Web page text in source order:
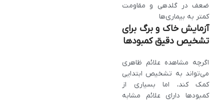
ضعف در گلدهی و مقاومت
کمتر به بیماری‌ها
آزمایش خاک و برگ برای
تشخیص دقیق کمبودها
اگرچه مشاهده علائم ظاهری
می‌تواند به تشخیص ابتدایی
کمک کند، اما بسیاری از
کمبودها دارای علائم مشابه